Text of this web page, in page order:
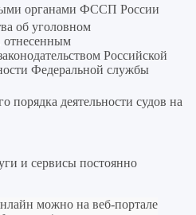
органами ФССП России
об уголовном
отнесенным
Российской
Федеральной службы
порядка деятельности судов на
и сервисы постоянно
можно на веб-портале